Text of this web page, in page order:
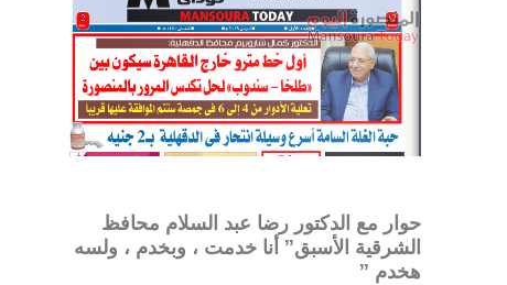
حوار مع الدكتور رضا عبد السلام محافظ
الشرقية الأسبق” أنا خدمت ، وبخدم ، ولسه
هخدم ”